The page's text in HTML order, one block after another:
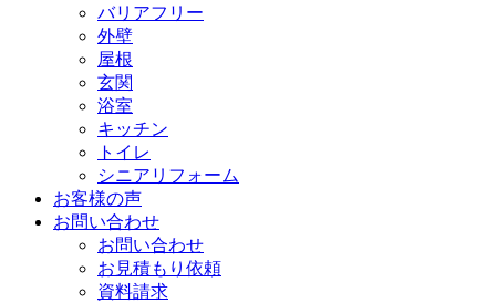
バリアフリー
外壁
屋根
玄関
浴室
キッチン
トイレ
シニアリフォーム
お客様の声
お問い合わせ
お問い合わせ
お見積もり依頼
資料請求